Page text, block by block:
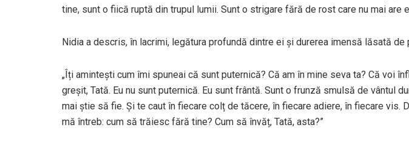
tine, sunt o fiică ruptă din trupul lumii. Sunt o strigare fără de rost care nu mai are
Nidia a descris, în lacrimi, legătura profundă dintre ei și durerea imensă lăsată de
„Îți amintești cum îmi spuneai că sunt puternică? Că am în mine seva ta? Că voi
greșit, Tată. Eu nu sunt puternică. Eu sunt frântă. Sunt o frunză smulsă de vântul
mai știe să fie. Și te caut în fiecare colț de tăcere, în fiecare adiere, în fiecare vis.
mă întreb: cum să trăiesc fără tine? Cum să învăț, Tată, asta?”